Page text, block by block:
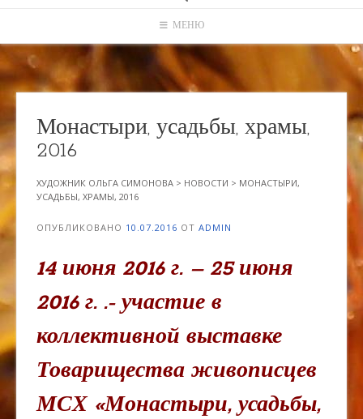
МЕНЮ
Монастыри, усадьбы, храмы,
2016
ХУДОЖНИК ОЛЬГА СИМОНОВА > НОВОСТИ > МОНАСТЫРИ,
УСАДЬБЫ, ХРАМЫ, 2016
ОПУБЛИКОВАНО 10.07.2016 ОТ ADMIN
14 июня 2016 г. – 25 июня
2016 г. .- участие в
коллективной выставке
Товарищества живописцев
МСХ «Монастыри, усадьбы,